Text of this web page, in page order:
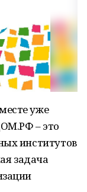
уже
– это
институтов
задача